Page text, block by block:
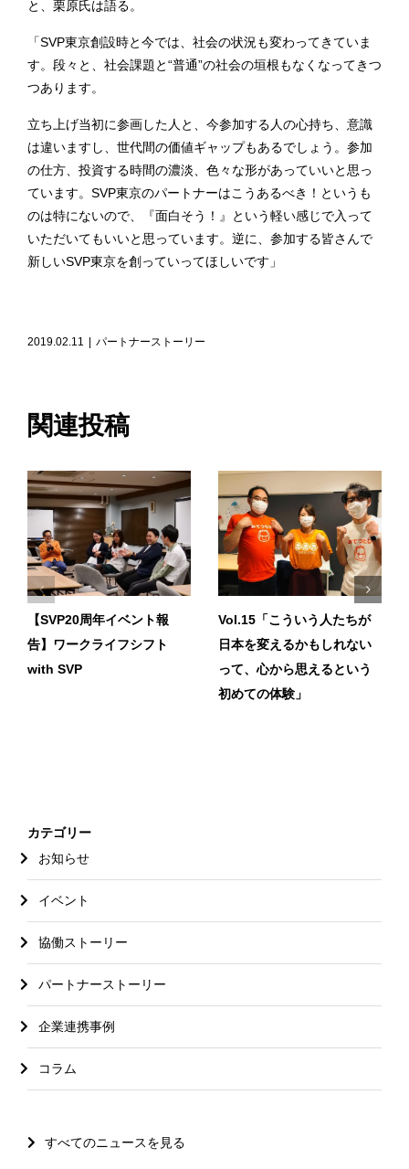
と、栗原氏は語る。
「SVP東京創設時と今では、社会の状況も変わってきていま
す。段々と、社会課題と“普通”の社会の垣根もなくなってきつ
つあります。
立ち上げ当初に参画した人と、今参加する人の心持ち、意識
は違いますし、世代間の価値ギャップもあるでしょう。参加
の仕方、投資する時間の濃淡、色々な形があっていいと思っ
ています。SVP東京のパートナーはこうあるべき！というも
のは特にないので、『面白そう！』という軽い感じで入って
いただいてもいいと思っています。逆に、参加する皆さんで
新しいSVP東京を創っていってほしいです」
2019.02.11 | パートナーストーリー
関連投稿
【SVP20周年イベント報
告】ワークライフシフト
with SVP
Vol.15「こういう人たちが
日本を変えるかもしれない
って、心から思えるという
初めての体験」
カテゴリー
お知らせ
イベント
協働ストーリー
パートナーストーリー
企業連携事例
コラム
すべてのニュースを見る